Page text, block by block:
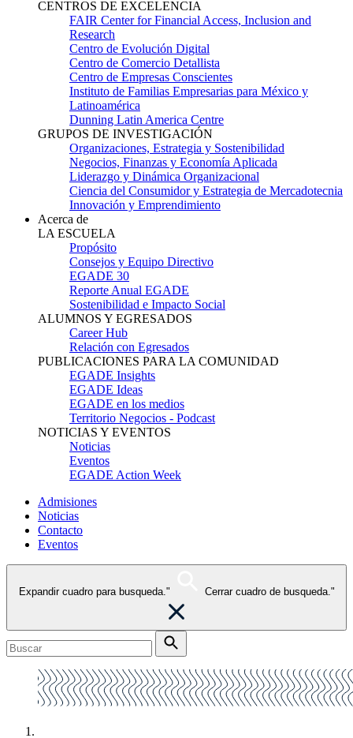
CENTROS DE EXCELENCIA
FAIR Center for Financial Access, Inclusion and
Research
Centro de Evolución Digital
Centro de Comercio Detallista
Centro de Empresas Conscientes
Instituto de Familias Empresarias para México y
Latinoamérica
Dunning Latin America Centre
GRUPOS DE INVESTIGACIÓN
Organizaciones, Estrategia y Sostenibilidad
Negocios, Finanzas y Economía Aplicada
Liderazgo y Dinámica Organizacional
Ciencia del Consumidor y Estrategia de Mercadotecnia
Innovación y Emprendimiento
Acerca de
LA ESCUELA
Propósito
Consejos y Equipo Directivo
EGADE 30
Reporte Anual EGADE
Sostenibilidad e Impacto Social
ALUMNOS Y EGRESADOS
Career Hub
Relación con Egresados
PUBLICACIONES PARA LA COMUNIDAD
EGADE Insights
EGADE Ideas
EGADE en los medios
Territorio Negocios - Podcast
NOTICIAS Y EVENTOS
Noticias
Eventos
EGADE Action Week
Admisiones
Noticias
Contacto
Eventos
Expandir cuadro para busqueda." Cerrar cuadro de busqueda."